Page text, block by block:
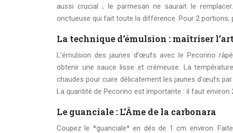
aussi crucial ; le parmesan ne saurait le
onctueuse qui fait toute la différence. Pour 2
La technique d’émulsion : maîtriser
L’émulsion des jaunes d’œufs avec le Pecorino
obtenir une sauce lisse et crémeuse. La
chaudes pour cuire délicatement les jaunes d’œufs
La quantité de Pecorino est importante : il faut environ
Le guanciale : L’Âme de la carbonara
Coupez le *guanciale* en dés de 1 cm environ.